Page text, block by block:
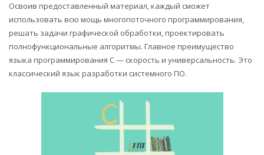
Освоив предоставленный материал, каждый сможет
использовать всю мощь многопоточного программирования,
решать задачи графической обработки, проектировать
полнофункциональные алгоритмы. Главное преимущество
языка программирования С — скорость и универсальность. Это
классический язык разработки системного ПО.